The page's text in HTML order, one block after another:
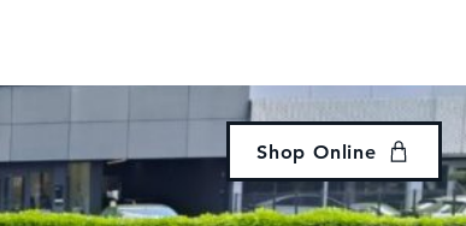
Shop Online